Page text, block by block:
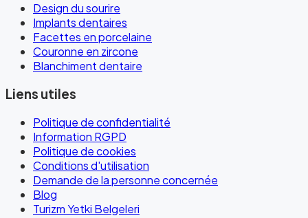
Design du sourire
Implants dentaires
Facettes en porcelaine
Couronne en zircone
Blanchiment dentaire
Liens utiles
Politique de confidentialité
Information RGPD
Politique de cookies
Conditions d'utilisation
Demande de la personne concernée
Blog
Turizm Yetki Belgeleri